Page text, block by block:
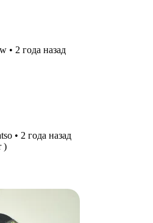
• 2 года назад
• 2 года назад
)